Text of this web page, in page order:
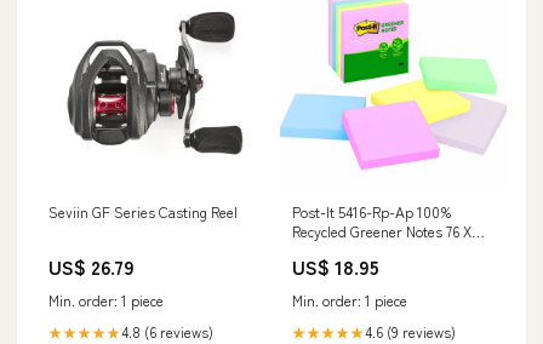
Seviin GF Series Casting Reel
US$ 26.79
Min. order: 1 piece
★★★★★4.8 (6 reviews)
Post-It 5416-Rp-Ap 100%
Recycled Greener Notes 76 X
Watersoluble sketching pencils
US$ 18.95
Min. order: 1 piece
★★★★★4.6 (9 reviews)